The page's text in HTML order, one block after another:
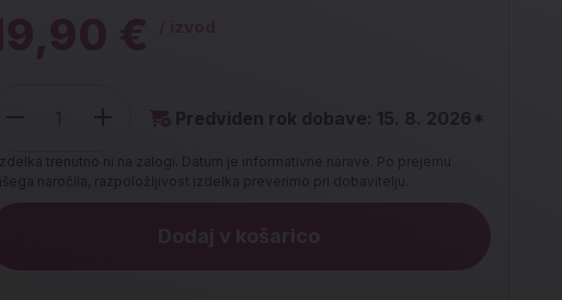
€
Predviden rok dobave: 15. 8. 2026*
trenutno ni na zalogi. Datum je informativne narave. Po prejemu
naročila, razpoložljivost izdelka preverimo pri dobavitelju.
Dodaj v košarico